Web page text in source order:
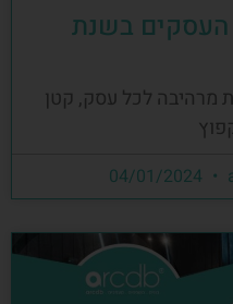
העסקים בשנת
מרהיבה לכל עסק, קטן